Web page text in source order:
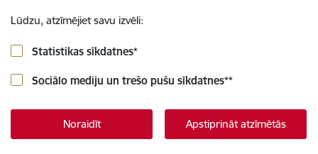
Lūdzu, atzīmējiet savu izvēli:
Statistikas sīkdatnes*
Sociālo mediju un trešo pušu sīkdatnes**
Noraidīt Apstiprināt atzīmētās